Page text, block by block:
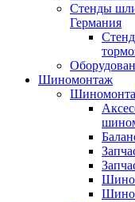
Стенды
Германия
Шиномонтаж